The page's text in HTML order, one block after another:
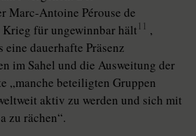
Marc-Antoine Pérouse de
für ungewinnbar hält 11 ,
eine dauerhafte Präsenz
im Sahel und die Ausweitung der
„manche beteiligten Gruppen
aktiv zu werden und sich mit
zu rächen“.